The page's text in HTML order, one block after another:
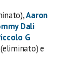
Aaron
Dali
G
(eliminato) e